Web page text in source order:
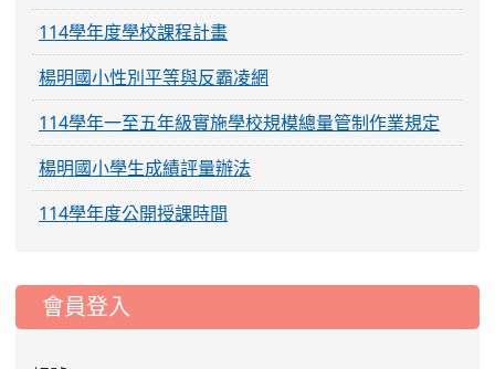
114學年度學校課程計畫
楊明國小性別平等與反霸凌網
114學年一至五年級實施學校規模總量管制作業規定
楊明國小學生成績評量辦法
114學年度公開授課時間
::: 會員登入